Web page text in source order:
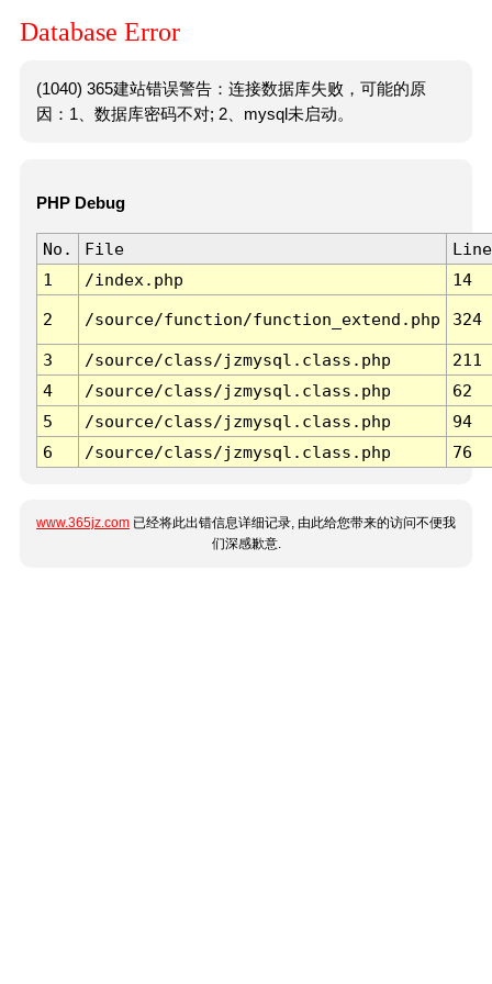
Database Error
(1040) 365建站错误警告：连接数据库失败，可能的原
因：1、数据库密码不对; 2、mysql未启动。
PHP Debug
No. File
Line
1
/index.php 14
2 /source/function/function_extend.php 324
3 /source/class/jzmysql.class.php
211
4
/source/class/jzmysql.class.php
62
5
/source/class/jzmysql.class.php
94
6
/source/class/jzmysql.class.php 76
www.365jz.com 已经将此出错信息详细记录, 由此给您带来的访问不便我
们深感歉意.